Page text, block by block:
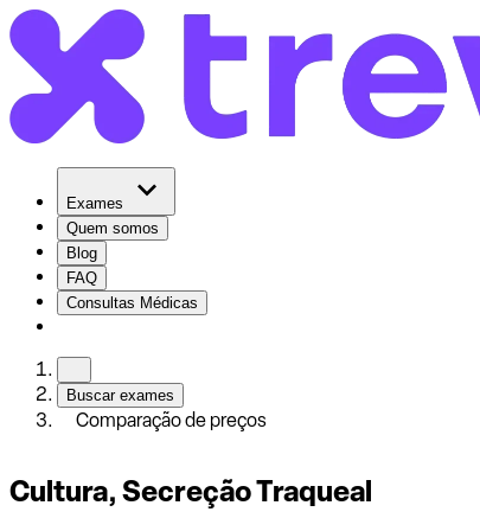
Exames
Quem somos
Blog
FAQ
Consultas Médicas
Buscar exames
Comparação de preços
Cultura, Secreção Traqueal